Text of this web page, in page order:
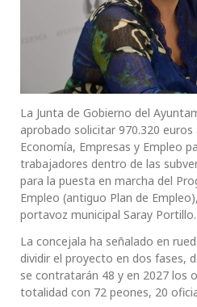
La Junta de Gobierno del
aprobado solicitar 970.320 euros
Economía, Empresas y Empleo
trabajadores dentro de las
para la puesta en marcha del
Empleo (antiguo Plan de
portavoz municipal Saray Portillo.
La concejala ha señalado en
dividir el proyecto en dos fases,
se contratarán 48 y en 2027 los
totalidad con 72 peones, 20